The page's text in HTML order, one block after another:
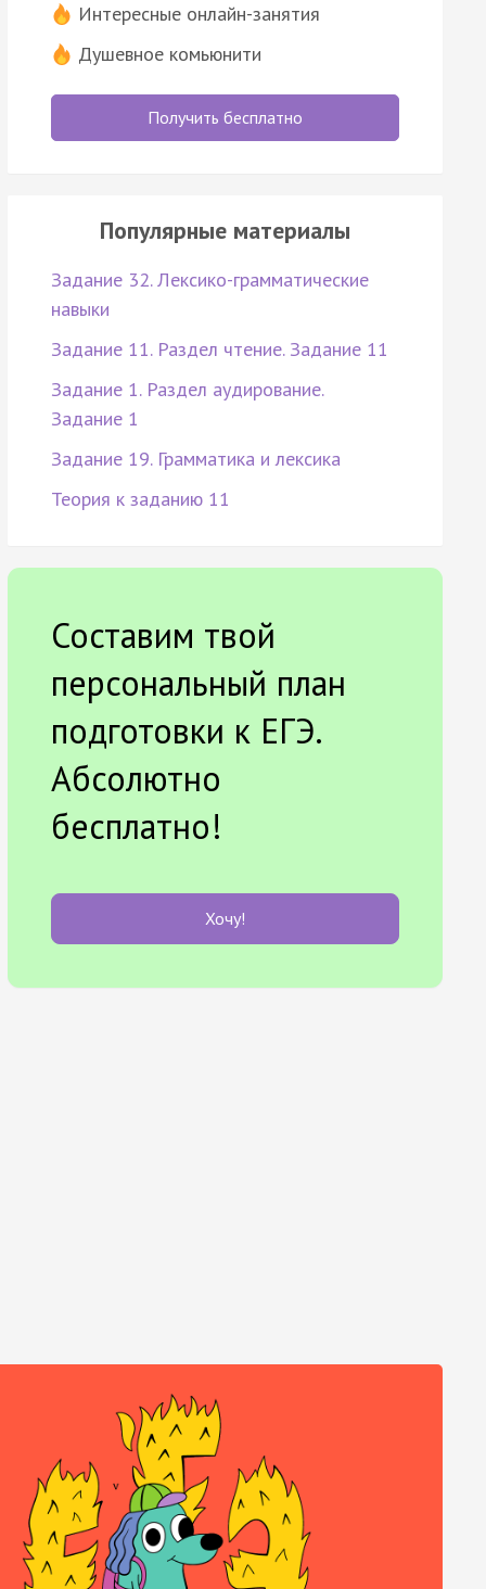
Интересные онлайн-занятия
Душевное комьюнити
Получить бесплатно
Популярные материалы
Задание 32. Лексико-грамматические
навыки
Задание 11. Раздел чтение. Задание 11
Задание 1. Раздел аудирование.
Задание 1
Задание 19. Грамматика и лексика
Теория к заданию 11
Составим твой
персональный план
подготовки к ЕГЭ.
Абсолютно
бесплатно!
Хочу!